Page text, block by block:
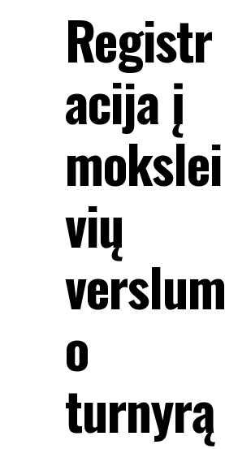
Registr
acija į
mokslei
vių
verslum
o
turnyrą